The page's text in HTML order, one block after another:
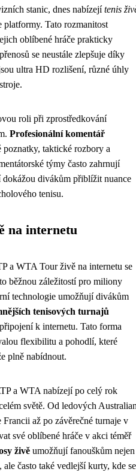
stanic, dnes nabízejítenis
platformy. Tato rozmanitost
oblíbené hráče prakticky
se neustále zlepšuje díky
ultra HD rozlišení, různé úhly
roli při zprostředkování
Profesionální komentář
poznatky, taktické rozbory a
týmy často zahrnují
divákům přiblížit nuance
tenisu.
na internetu
a WTA Tour živě na internetu se
běžnou záležitostí pro miliony
technologie umožňují divákům
tenisových turnajů
k internetu. Tato forma
flexibilitu a pohodlí, které
plně nabídnout.
a WTA nabízejí po celý rok
světě. Od ledových
až po závěrečné turnaje v
své oblíbené hráče v akci téměř
živě umožňují fanouškům nejen
často také vedlejší kurty, kde se